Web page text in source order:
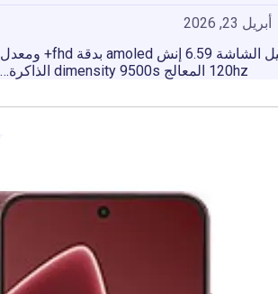
أبريل 23, 2026
العنصر التفاصيل الشاشة 6.59 إنش amoled بدقة fhd+ ومعدل
120hz المعالج dimensity 9500s الذاكرة…